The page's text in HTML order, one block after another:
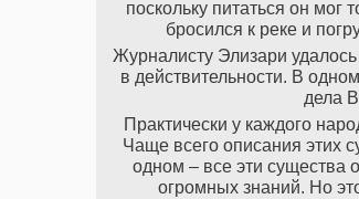
поскольку питаться он
бросился к реке и
Журналисту Элизари
в действительности. В
дела
Практически у каждого
Чаще всего описания этих
одном – все эти существа
огромных знаний. Но